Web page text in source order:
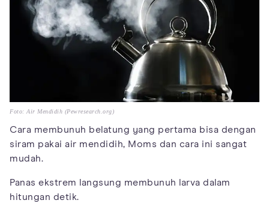
Foto: Air Mendidih (Pewresearch.org)
Cara membunuh belatung yang pertama bisa dengan
siram pakai air mendidih, Moms dan cara ini sangat
mudah.
Panas ekstrem langsung membunuh larva dalam
hitungan detik.